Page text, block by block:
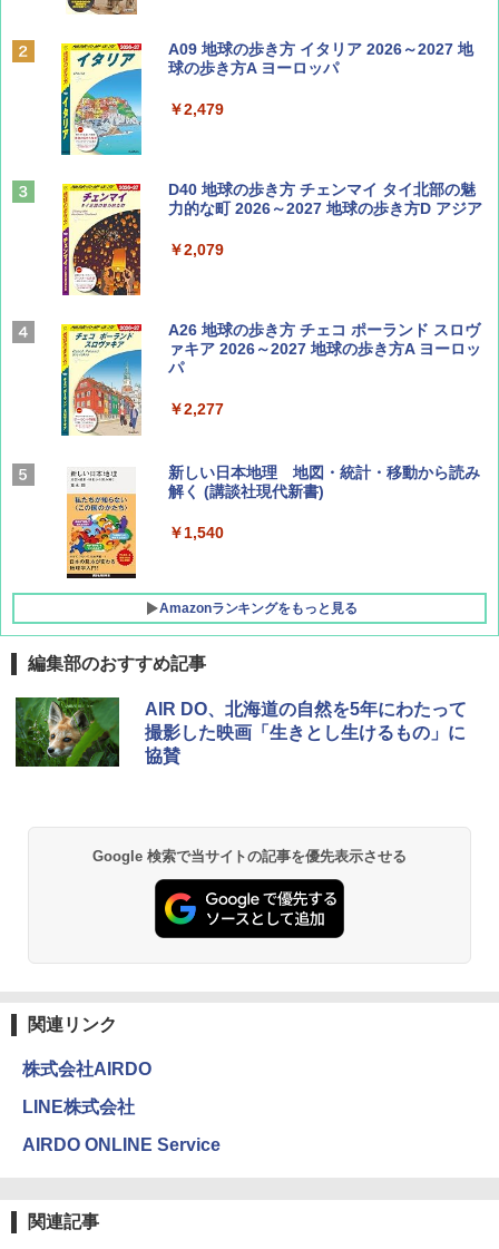
ディズニーファン ２０２６年 ９月号 [雑
誌] (ＤＩＳＮＥＹ ＦＡＮ)
￥713
山と溪谷 2026年8月号「南アルプス大全」
Coyote No.89 特集 星野道夫 夢見る旅
￥1,540
AIRLINE（エアライン）2026年9月号【特
集】ボーイング110周年を祝して！
￥1,760
A09 地球の歩き方 イタリア 2026～2027 地
球の歩き方A ヨーロッパ
￥2,479
D40 地球の歩き方 チェンマイ タイ北部の魅
力的な町 2026～2027 地球の歩き方D アジア
￥2,079
A26 地球の歩き方 チェコ ポーランド スロヴ
ァキア 2026～2027 地球の歩き方A ヨーロッ
パ
￥2,277
新しい日本地理 地図・統計・移動から読み
解く (講談社現代新書)
￥1,540
Amazonランキングをもっと見る
[キャンパーズコレクション 山善] ポップアッ
プテント 傘みたいに広げて畳める パッとサ
ッとサンシェード キューブ フルクローズ メ
ッシュ 簡単設置 ワンタッチテント キャンプ
PYKES PEAK (パイクスピーク) 着替えテン
ト プライバシー テント 【中が透けない】 1
人用 折りたたみ 防災グッズ 災害用トイレ ビ
ーチ ピクニック ポップアップテント 携帯 簡
￥5,999
DEWEL パラソル 大型 ビーチ アウトドアパ
ラソル ガーデン サイトシート付 折りたたみ
防水 UVカット 4段階高さ調整 軽量 収納袋付
き
熊撃退スプレー 熊よけスプレー 熊スプレー
【日本企業販売】超強力クマ対策スプレー 30
0ml（連続噴射30秒）110ml（連続噴射15
秒）射程5～10m 安全ロック搭載 携帯収納袋
付き ヒグマ・イノシシ対策 自治体・教育機
コンパクト 保冷力長持ち
編集部のおすすめ記事
AIR DO、北海道の自然を5年にわたって
撮影した映画「生きとし生けるもの」に
協賛
Google 検索で当サイトの記事を優先表示させる
関連リンク
株式会社AIRDO
LINE株式会社
AIRDO ONLINE Service
関連記事